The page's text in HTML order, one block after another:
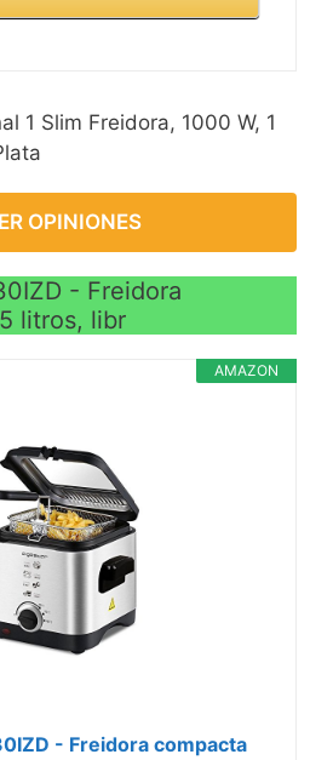
1 Slim Freidora, 1000 W, 1
OPINIONES
- Freidora
litros, libr
AMAZON
- Freidora compacta